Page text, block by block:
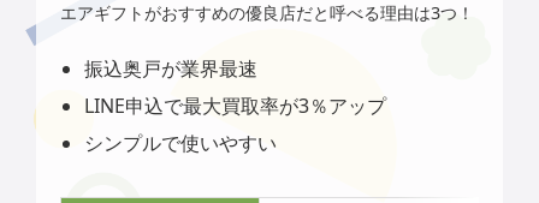
エアギフトがおすすめの優良店だと呼べる理由は3つ！
振込奥戸が業界最速
LINE申込で最大買取率が3％アップ
シンプルで使いやすい